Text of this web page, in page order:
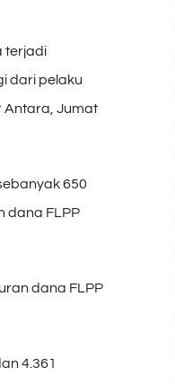
terjadi
dari pelaku
Antara, Jumat
650
dana FLPP
dana FLPP
4.361